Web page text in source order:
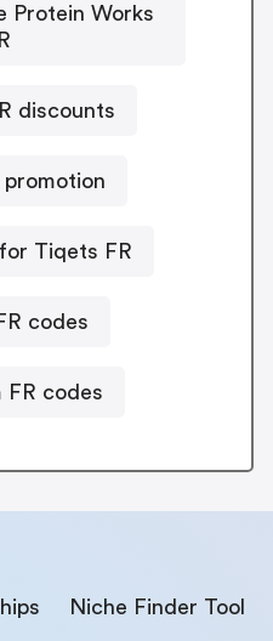
Protein Works
discounts
promotion
Tiqets FR
codes
FR codes
Niche Finder Tool